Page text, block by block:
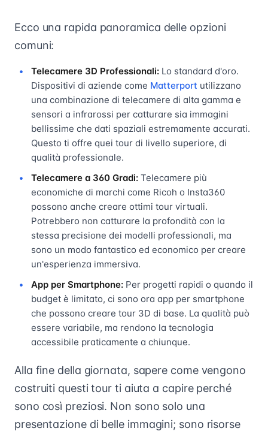
Ecco una rapida panoramica delle opzioni
comuni:
Telecamere 3D Professionali: Lo standard d'oro.
Dispositivi di aziende come Matterport utilizzano
una combinazione di telecamere di alta gamma e
sensori a infrarossi per catturare sia immagini
bellissime che dati spaziali estremamente accurati.
Questo ti offre quei tour di livello superiore, di
qualità professionale.
Telecamere a 360 Gradi: Telecamere più
economiche di marchi come Ricoh o Insta360
possono anche creare ottimi tour virtuali.
Potrebbero non catturare la profondità con la
stessa precisione dei modelli professionali, ma
sono un modo fantastico ed economico per creare
un'esperienza immersiva.
App per Smartphone: Per progetti rapidi o quando il
budget è limitato, ci sono ora app per smartphone
che possono creare tour 3D di base. La qualità può
essere variabile, ma rendono la tecnologia
accessibile praticamente a chiunque.
Alla fine della giornata, sapere come vengono
costruiti questi tour ti aiuta a capire perché
sono così preziosi. Non sono solo una
presentazione di belle immagini; sono risorse